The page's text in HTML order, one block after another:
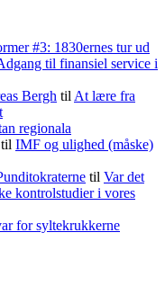
#3: 1830ernes tur ud
til finansiel service i
Bergh til At lære fra
regionala
til IMF og ulighed (måske)
til Var det
kontrolstudier i vores
for syltekrukkerne